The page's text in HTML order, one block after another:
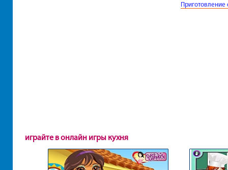
играйте в онлайн игры кухня